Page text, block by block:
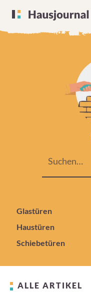
Glastüren
Haustüren
Schiebetüren
ALLE ARTIKEL